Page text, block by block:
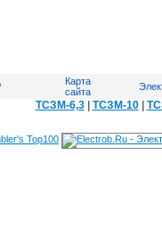
Карта
сайта
ТСЗМ-6,3 ТСЗМ-10|